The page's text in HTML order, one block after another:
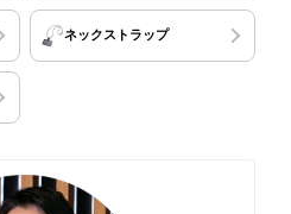
ネックストラップ